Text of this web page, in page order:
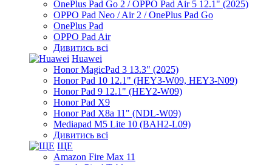
OnePlus Pad Go 2 / OPPO Pad Air 5 12.1" (2025)
OPPO Pad Neo / Air 2 / OnePlus Pad Go
OnePlus Pad
OPPO Pad Air
Дивитись всі
Huawei
Honor MagicPad 3 13.3" (2025)
Honor Pad 10 12.1" (HEY3-W09, HEY3-N09)
Honor Pad 9 12.1" (HEY2-W09)
Honor Pad X9
Honor Pad X8a 11" (NDL-W09)
Mediapad M5 Lite 10 (BAH2-L09)
Дивитись всі
ЩЕ
Amazon Fire Max 11